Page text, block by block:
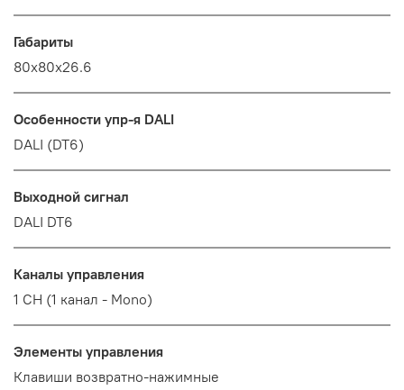
Габариты
80х80х26.6
Особенности упр-я DALI
DALI (DT6)
Выходной сигнал
DALI DT6
Каналы управления
1 CH (1 канал - Mono)
Элементы управления
Клавиши возвратно-нажимные